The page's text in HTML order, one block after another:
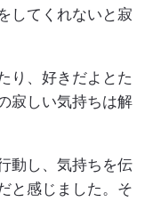
してくれないと寂
り、好きだよとた
寂しい気持ちは解
動し、気持ちを伝
と感じました。そ